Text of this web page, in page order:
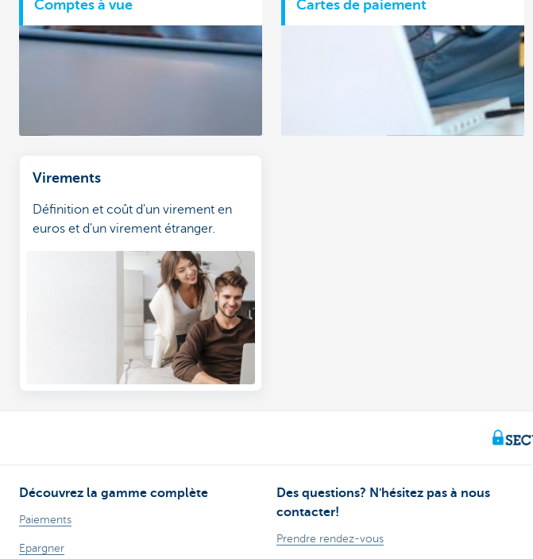
Comptes à vue Cartes de paiement
Virements
Définition et coût d'un virement en
euros et d'un virement étranger.
Découvrez la gamme complète
Paiements
Epargner
Des questions? N'hésitez pas à nous
contacter!
Prendre rendez-vous